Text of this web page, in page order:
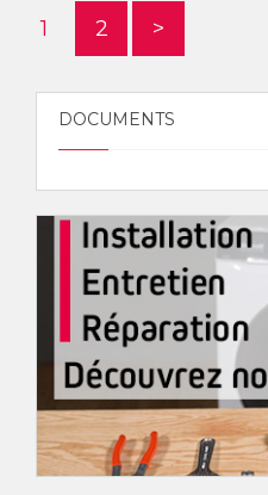
1 2 >
DOCUMENTS